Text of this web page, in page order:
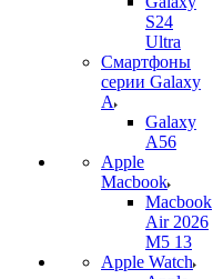
S24
Ultra
Смартфоны
серии Galaxy
A
Galaxy
A56
Apple
Macbook
Macbook
Air 2026
M5 13
Apple Watch